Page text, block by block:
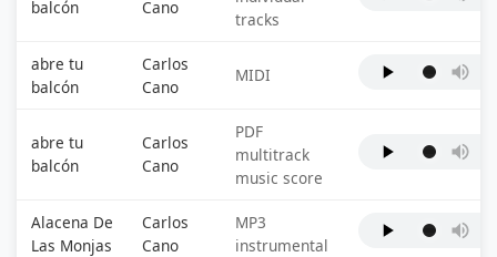
balcón
Cano
tracks
abre tu
balcón
Carlos
Cano
MIDI
abre tu
balcón
Carlos
Cano
PDF
multitrack
music score
Alacena De
Las Monjas
Carlos
Cano
MP3
instrumental